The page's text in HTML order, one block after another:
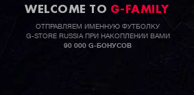
WELCOME TO G-FAMILY
ОТПРАВЛЯЕМ ИМЕННУЮ ФУТБОЛКУ
G-STORE RUSSIA ПРИ НАКОПЛЕНИИ ВАМИ
90 000 G-БОНУСОВ